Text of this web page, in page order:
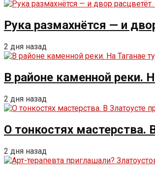
Рука размахнётся — и
2 дня назад
В районе каменной реки.
2 дня назад
О тонкостях мастерства.
2 дня назад